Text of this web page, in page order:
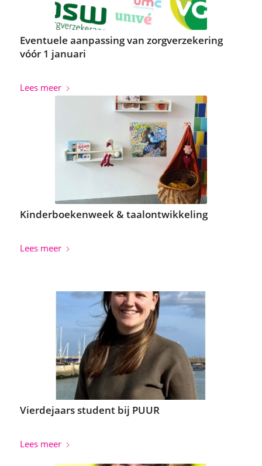
Eventuele aanpassing van zorgverzekering
vóór 1 januari
Lees meer
Kinderboekenweek & taalontwikkeling
Lees meer
Vierdejaars student bij PUUR
Lees meer